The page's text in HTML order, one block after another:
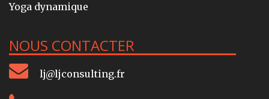
Yoga dynamique
NOUS CONTACTER
lj@ljconsulting.fr